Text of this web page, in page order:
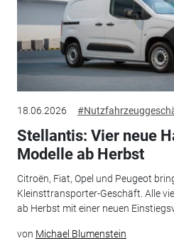
18.06.2026
Stellantis: Vier neue
Modelle ab Herbst
Citroën, Fiat, Opel und Peugeot
Kleinsttransporter-Geschäft. Alle
ab Herbst mit einer neuen
von Michael Blumenstein